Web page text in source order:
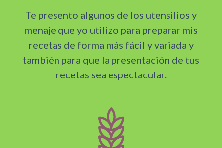
Te presento algunos de los utensilios y
menaje que yo utilizo para preparar mis
recetas de forma más fácil y variada y
también para que la presentación de tus
recetas sea espectacular.